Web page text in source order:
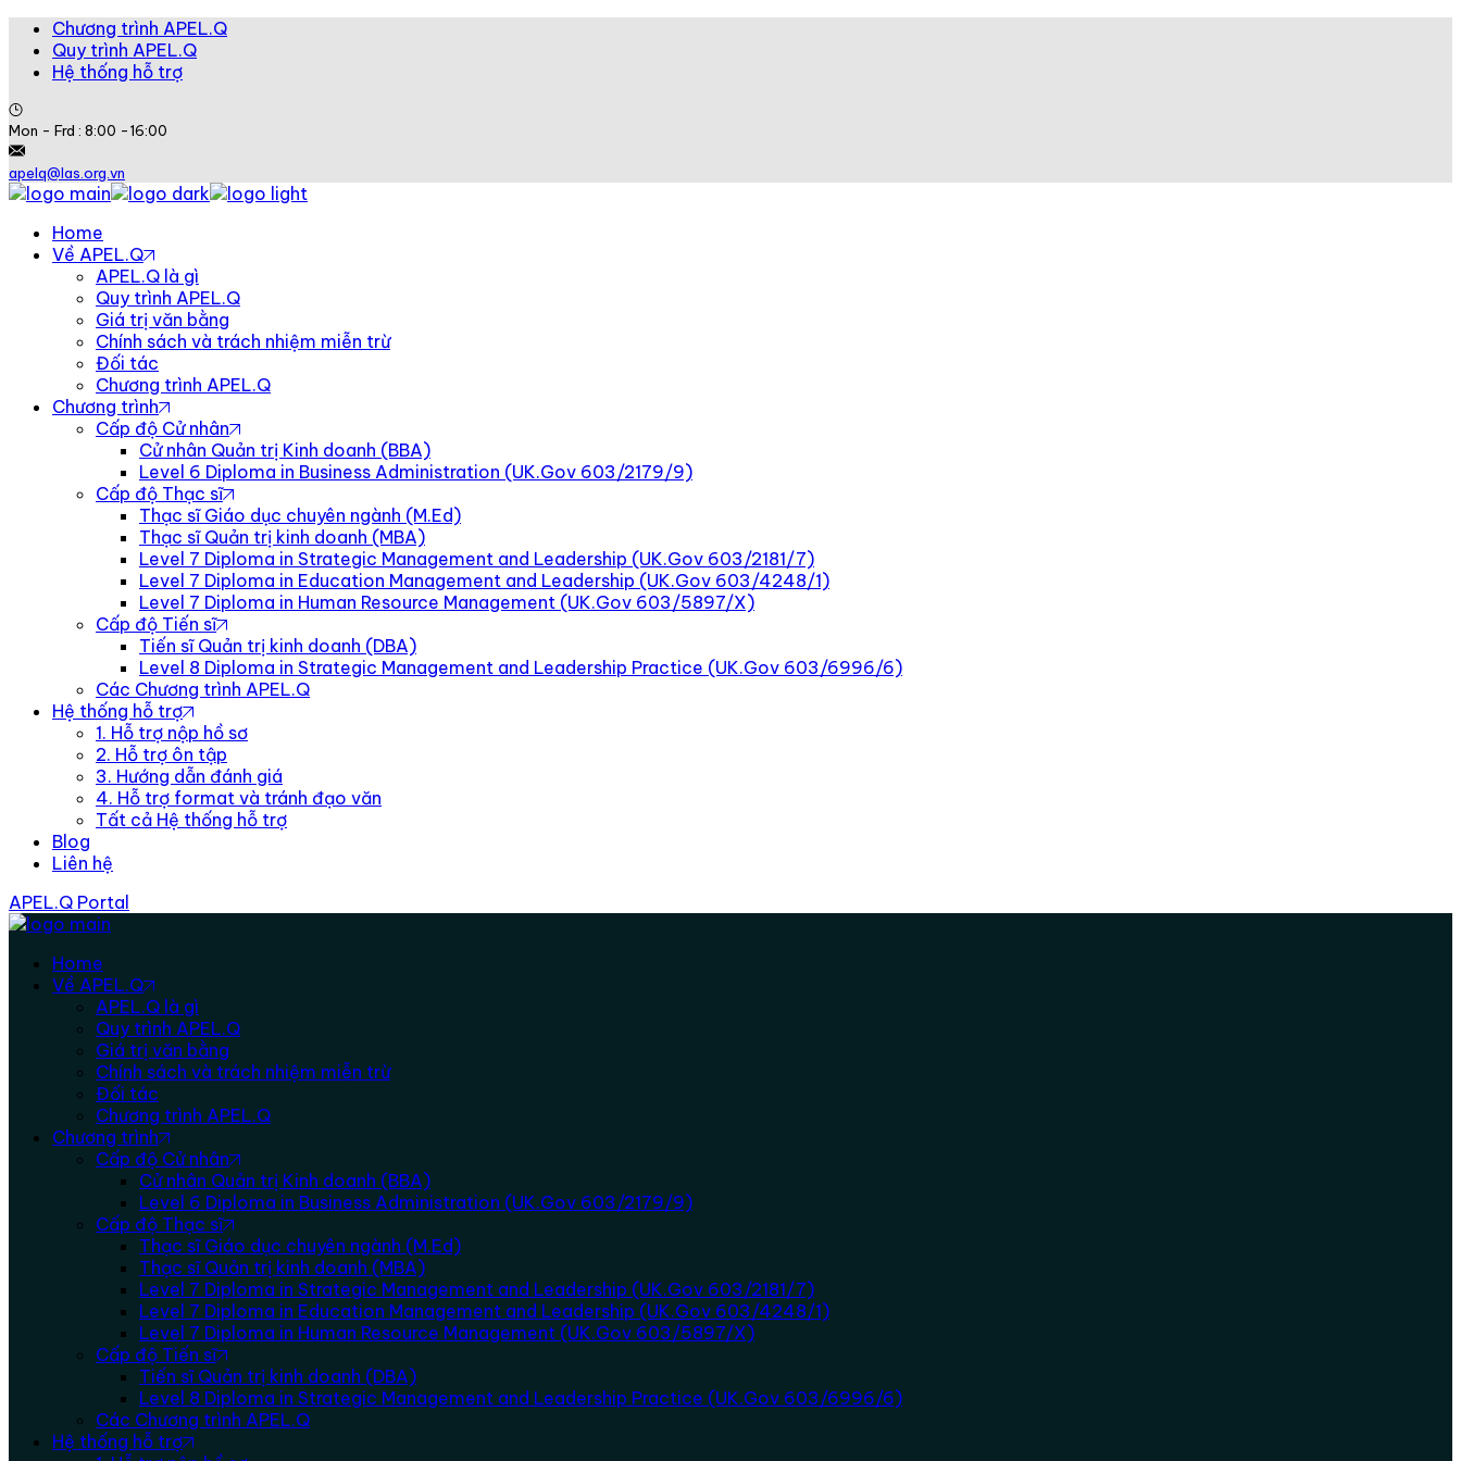
Chương trình APEL.Q
Quy trình APEL.Q
Hệ thống hỗ trợ
Mon - Frd : 8:00 -16:00
apelq@las.org.vn
Home
Về APEL.Q
APEL.Q là gì
Quy trình APEL.Q
Giá trị văn bằng
Chính sách và trách nhiệm miễn trừ
Đối tác
Chương trình APEL.Q
Chương trình
Cấp độ Cử nhân
Cử nhân Quản trị Kinh doanh (BBA)
Level 6 Diploma in Business Administration (UK.Gov 603/2179/9)
Cấp độ Thạc sĩ
Thạc sĩ Giáo dục chuyên ngành (M.Ed)
Thạc sĩ Quản trị kinh doanh (MBA)
Level 7 Diploma in Strategic Management and Leadership (UK.Gov 603/2181/7)
Level 7 Diploma in Education Management and Leadership (UK.Gov 603/4248/1)
Level 7 Diploma in Human Resource Management (UK.Gov 603/5897/X)
Cấp độ Tiến sĩ
Tiến sĩ Quản trị kinh doanh (DBA)
Level 8 Diploma in Strategic Management and Leadership Practice (UK.Gov 603/6996/6)
Các Chương trình APEL.Q
Hệ thống hỗ trợ
1. Hỗ trợ nộp hồ sơ
2. Hỗ trợ ôn tập
3. Hướng dẫn đánh giá
4. Hỗ trợ format và tránh đạo văn
Tất cả Hệ thống hỗ trợ
Blog
Liên hệ
APEL.Q Portal
Home
Về APEL.Q
APEL.Q là gì
Quy trình APEL.Q
Giá trị văn bằng
Chính sách và trách nhiệm miễn trừ
Đối tác
Chương trình APEL.Q
Chương trình
Cấp độ Cử nhân
Cử nhân Quản trị Kinh doanh (BBA)
Level 6 Diploma in Business Administration (UK.Gov 603/2179/9)
Cấp độ Thạc sĩ
Thạc sĩ Giáo dục chuyên ngành (M.Ed)
Thạc sĩ Quản trị kinh doanh (MBA)
Level 7 Diploma in Strategic Management and Leadership (UK.Gov 603/2181/7)
Level 7 Diploma in Education Management and Leadership (UK.Gov 603/4248/1)
Level 7 Diploma in Human Resource Management (UK.Gov 603/5897/X)
Cấp độ Tiến sĩ
Tiến sĩ Quản trị kinh doanh (DBA)
Level 8 Diploma in Strategic Management and Leadership Practice (UK.Gov 603/6996/6)
Các Chương trình APEL.Q
Hệ thống hỗ trợ